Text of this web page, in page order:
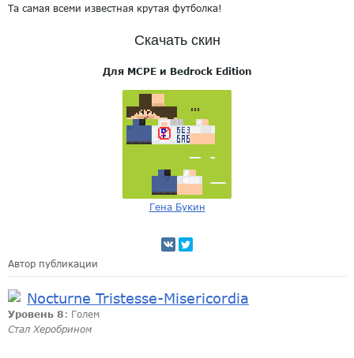
Та самая всеми известная крутая футболка!
Скачать скин
Для MCPE и Bedrock Edition
Гена Букин
Автор публикации
Nocturne Tristesse-Misericordia
Уровень 8 : Голем
Стал Херобрином